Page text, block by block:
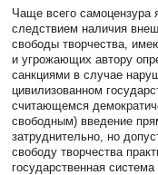
Чаще всего самоцензура
следствием наличия
свободы творчества,
и угрожающих автору
санкциями в случае
цивилизованном
считающемся
свободным) введение
затруднительно, но
свободу творчества
государственная система